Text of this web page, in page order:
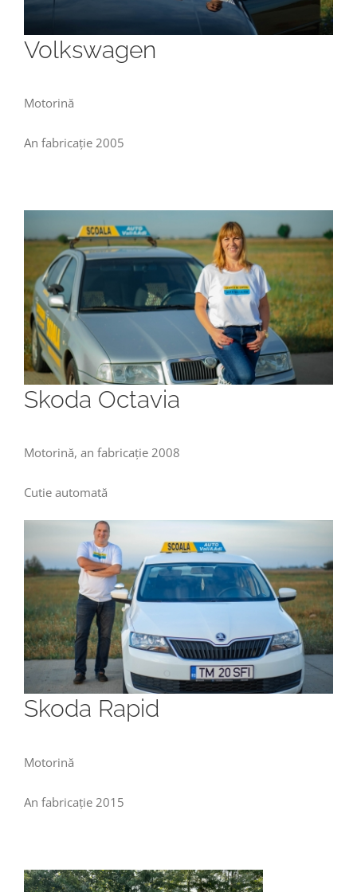
Volkswagen
Motorină
An fabricație 2005
Skoda Octavia
Motorină, an fabricație 2008
Cutie automată
Skoda Rapid
Motorină
An fabricație 2015